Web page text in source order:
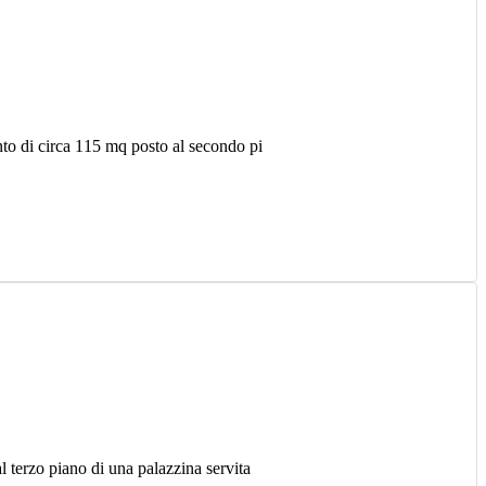
di circa 115 mq posto al secondo pi
piano di una palazzina servita